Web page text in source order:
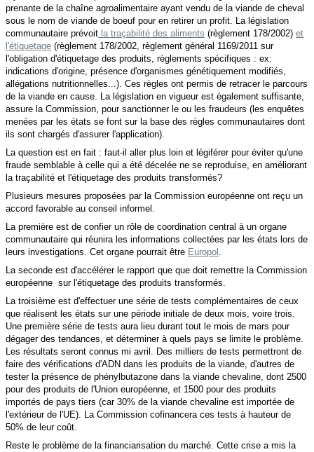
prenante de la chaîne agroalimentaire ayant vendu de la viande de cheval
sous le nom de viande de boeuf pour en retirer un profit. La législation
communautaire prévoit la traçabilité des aliments (règlement 178/2002)et
l'étiquetage (règlement 178/2002, règlement général 1169/2011 sur
l'obligation d'étiquetage des produits, règlements spécifiques : ex:
indications d'origine, présence d'organismes génétiquement modifiés,
allégations nutritionnelles...). Ces règles ont permis de retracer le parcours
de la viande en cause. La législation en vigueur est également suffisante,
assure la Commission, pour sanctionner le ou les fraudeurs (les enquêtes
menées par les états se font sur la base des règles communautaires dont
ils sont chargés d'assurer l'application).
La question est en fait : faut-il aller plus loin et légiférer pour éviter qu'une
fraude semblable à celle qui a été décelée ne se reproduise, en améliorant
la traçabilité et l'étiquetage des produits transformés?
Plusieurs mesures proposées par la Commission européenne ont reçu un
accord favorable au conseil informel.
La première est de confier un rôle de coordination central à un organe
communautaire qui réunira les informations collectées par les états lors de
leurs investigations. Cet organe pourrait être Europol
La seconde est d'accélérer le rapport que que doit remettre la Commission
européenne sur l'étiquetage des produits transformés.
La troisième est d'effectuer une série de tests complémentaires de ceux
que réalisent les états sur une période initiale de deux mois, voire trois.
Une première série de tests aura lieu durant tout le mois de mars pour
dégager des tendances, et déterminer à quels pays se limite le problème.
Les résultats seront connus mi avril. Des milliers de tests permettront de
faire des vérifications d'ADN dans les produits de la viande, d'autres de
tester la présence de phénylbutazone dans la viande chevaline, dont 2500
pour des produits de l'Union européenne, et 1500 pour des produits
importés de pays tiers (car 30% de la viande chevaline est importée de
l'extérieur de l'UE). La Commission cofinancera ces tests à hauteur de
50% de leur coût.
Reste le problème de la financiarisation du marché. Cette crise a mis la